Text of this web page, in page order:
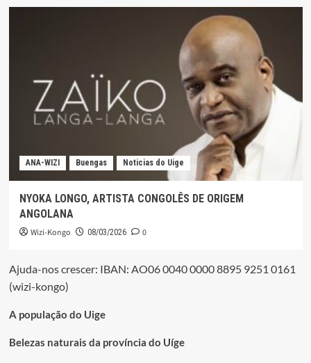
ANA-WIZI Buengas Noticias do Uige
NYOKA LONGO, ARTISTA CONGOLÊS DE ORIGEM
ANGOLANA
Wizi-Kongo 08/03/2026 0
Ajuda-nos crescer: IBAN: AO06 0040 0000 8895 9251 0161
(wizi-kongo)
A população do Uige
Belezas naturais da província do Uíge